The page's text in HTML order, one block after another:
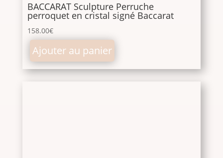
BACCARAT Sculpture Perruche
perroquet en cristal signé Baccarat
158.00€
Ajouter au panier